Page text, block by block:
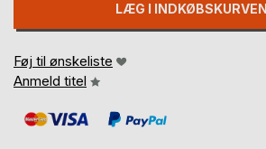
LÆG I INDKØBSKURVEN
Føj til ønskeliste
Anmeld titel